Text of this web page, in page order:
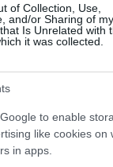
of Collection, Use,
and/or Sharing of my
Is Unrelated with
it was collected.
to enable
like cookies on
in apps.
mindvégig
az idei
és Varieté
Orfeum
A Békéscsabai